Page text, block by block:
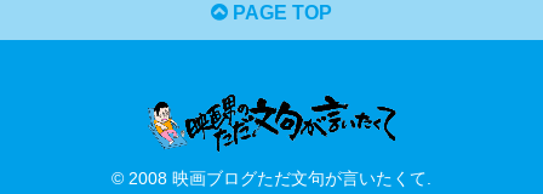
PAGE TOP
© 2008 映画ブログただ文句が言いたくて.